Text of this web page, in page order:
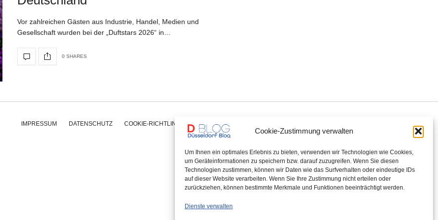
Cookie-Zustimmung verwalten
Um Ihnen ein optimales Erlebnis zu bieten, verwenden wir Technologien wie Cookies,
um Geräteinformationen zu speichern bzw. darauf zuzugreifen. Wenn Sie diesen
Technologien zustimmen, können wir Daten wie das Surfverhalten oder eindeutige IDs
auf dieser Website verarbeiten. Wenn Sie Ihre Zustimmung nicht erteilen oder
zurückziehen, können bestimmte Merkmale und Funktionen beeinträchtigt werden.
Dienste verwalten
Vor zahlreichen Gästen aus Industrie, Handel, Medien und
Gesellschaft wurden bei der „Duftstars 2026“ in…
0 SHARES
IMPRESSUM DATENSCHUTZ COOKIE-RICHTLINIE (EU)